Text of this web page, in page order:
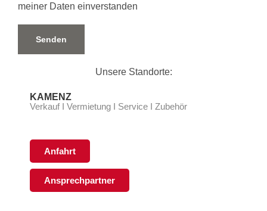
meiner Daten einverstanden
Unsere Standorte:
KAMENZ
Verkauf I Vermietung I Service I Zubehör
Anfahrt
Ansprechpartner